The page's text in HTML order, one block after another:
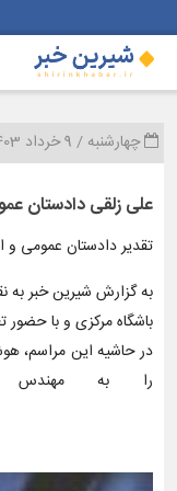
چهارشنبه / 9 خرداد 1403
علی زلقی دادستان
تقدیر دادستان عمومی و
به گزارش شیرین خبر به
باشگاه مرکزی و با
در حاشیه این مراسم،
را به مهندس